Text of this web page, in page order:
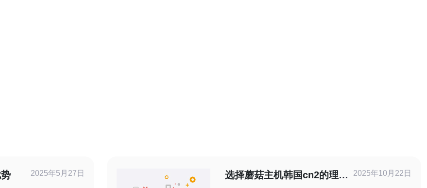
2025年5月27日
选择蘑菇主机韩国cn2的理由
2025年10月22日